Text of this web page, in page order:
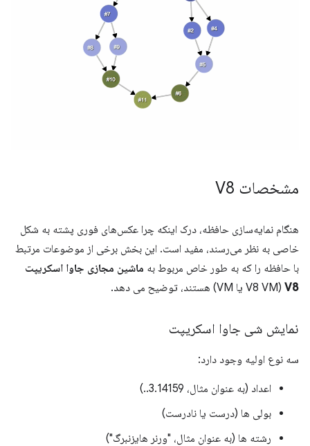
مشخصات V8
هنگام نمایه‌سازی حافظه، درک اینکه چرا عکس‌های فوری پشته به شکل
خاصی به نظر می‌رسند، مفید است. این بخش برخی از موضوعات مرتبط
با حافظه را که به طور خاص مربوط به ماشین مجازی جاوا اسکریپت
V8 (V8 VM یا VM) هستند، توضیح می دهد.
نمایش شی جاوا اسکریپت
سه نوع اولیه وجود دارد:
اعداد (به عنوان مثال، 3.14159..)
بولی ها (درست یا نادرست)
رشته ها (به عنوان مثال، "ورنر هایزنبرگ")